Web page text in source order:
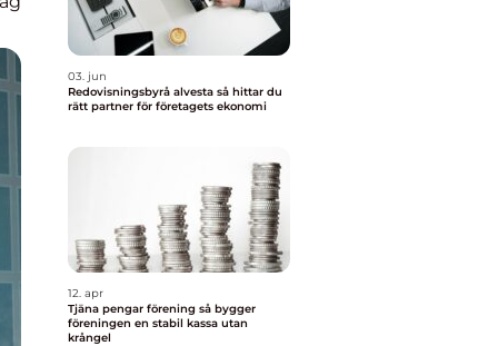
03. jun
Redovisningsbyrå alvesta så hittar du
rätt partner för företagets ekonomi
12. apr
Tjäna pengar förening så bygger
föreningen en stabil kassa utan
krångel